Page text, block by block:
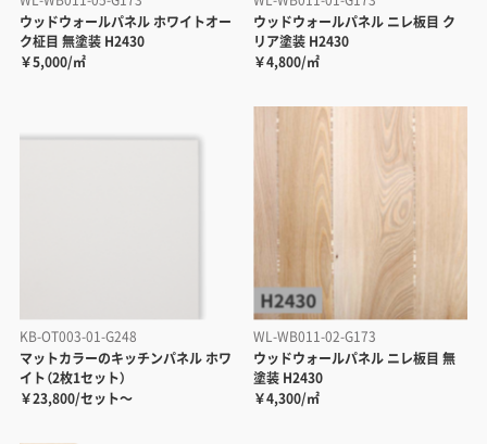
ウッドウォールパネル ホワイトオー
ク柾目 無塗装 H2430
￥5,000/㎡
ウッドウォールパネル ニレ板目 ク
リア塗装 H2430
￥4,800/㎡
KB-OT003-01-G248
マットカラーのキッチンパネル ホワ
イト（2枚1セット）
￥23,800/セット～
WL-WB011-02-G173
ウッドウォールパネル ニレ板目 無
塗装 H2430
￥4,300/㎡